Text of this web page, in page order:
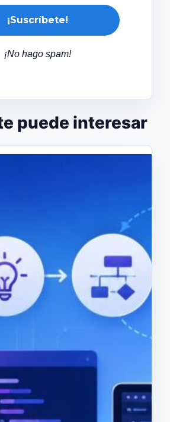
¡No hago spam!
puede interesar